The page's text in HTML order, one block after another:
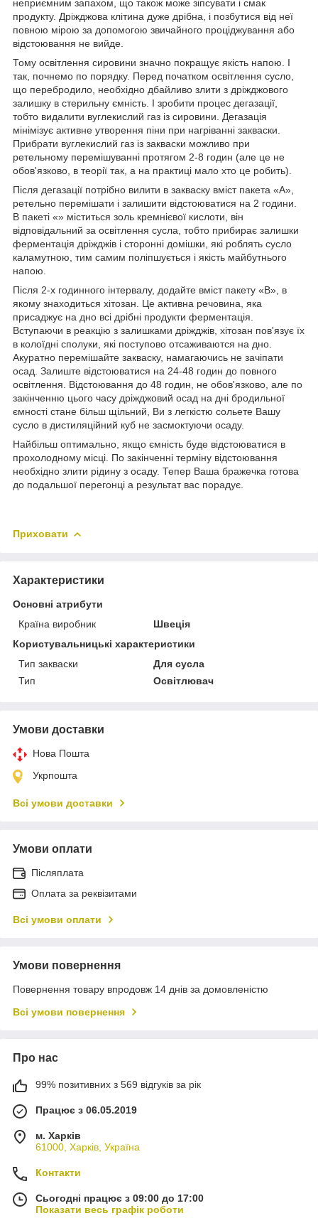
неприємним запахом, що також може зіпсувати і смак
продукту. Дріжджова клітина дуже дрібна, і позбутися від неї
повною мірою за допомогою звичайного проціджування або
відстоювання не вийде.
Тому освітлення сировини значно покращує якість напою. І
так, почнемо по порядку. Перед початком освітлення сусло,
що перебродило, необхідно дбайливо злити з дріжджового
залишку в стерильну ємність. І зробити процес дегазації,
тобто видалити вуглекислий газ із сировини. Дегазація
мінімізує активне утворення піни при нагріванні закваски.
Прибрати вуглекислий газ із закваски можливо при
ретельному перемішуванні протягом 2-8 годин (але це не
обов'язково, в теорії так, а на практиці мало хто це робить).
Після дегазації потрібно вилити в закваску вміст пакета «А»,
ретельно перемішати і залишити відстоюватися на 2 години.
В пакеті «» міститься золь кремнієвої кислоти, він
відповідальний за освітлення сусла, тобто прибирає залишки
ферментація дріжджів і сторонні домішки, які роблять cусло
каламутною, тим самим поліпшується і якість майбутнього
напою.
Після 2-х годинного інтервалу, додайте вміст пакету «В», в
якому знаходиться хітозан. Це активна речовина, яка
присаджує на дно всі дрібні продукти ферментація.
Вступаючи в реакцію з залишками дріжджів, хітозан пов'язує їх
в колоїдні сполуки, які поступово отсаживаются на дно.
Акуратно перемішайте закваску, намагаючись не зачіпати
осад. Залиште відстоюватися на 24-48 годин до повного
освітлення. Відстоювання до 48 годин, не обов'язково, але по
закінченню цього часу дріжджовий осад на дні бродильної
ємності стане більш щільний, Ви з легкістю сольете Вашу
сусло в дистиляційний куб не засмоктуючи осаду.
Найбільш оптимально, якщо ємність буде відстоюватися в
прохолодному місці. По закінченні терміну відстоювання
необхідно злити рідину з осаду. Тепер Ваша бражечка готова
до подальшої перегонці а результат вас порадує.
Приховати
Характеристики
Основні атрибути
Країна виробник
Швеція
Користувальницькі характеристики
Тип закваски
Для сусла
Тип
Освітлювач
Умови доставки
Нова Пошта
Укрпошта
Всі умови доставки
Умови оплати
Післяплата
Оплата за реквізитами
Всі умови оплати
Умови повернення
Повернення товару впродовж 14 днів за домовленістю
Всі умови повернення
Про нас
99% позитивних з 569 відгуків за рік
Працює з 06.05.2019
м. Харків
61000, Харків, Україна
Контакти
Сьогодні працює з 09:00 до 17:00
Показати весь графік роботи